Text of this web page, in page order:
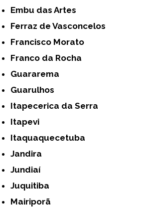
Embu das Artes
Ferraz de Vasconcelos
Francisco Morato
Franco da Rocha
Guararema
Guarulhos
Itapecerica da Serra
Itapevi
Itaquaquecetuba
Jandira
Jundiaí
Juquitiba
Mairiporã